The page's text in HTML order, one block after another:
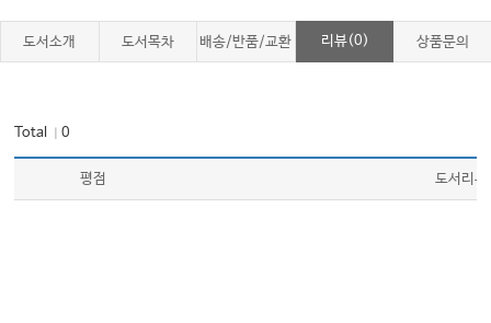
도서소개 도서목차 배송/반품/교환 리뷰(0) 상품문의
Total ｜0
평점 도서리뷰